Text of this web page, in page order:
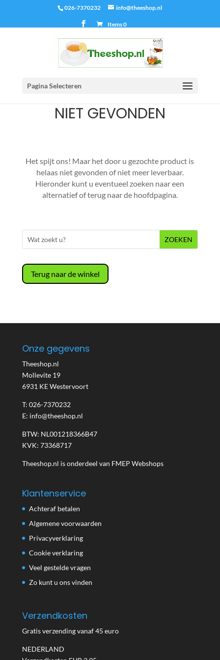
026-7370232 info@theeshop.nl
Items 0
Pagina Selecteren
NIET GEVONDEN
Het spijt ons! Maar het door u gezochte product is
helaas niet gevonden of niet meer leverbaar.
Hieronder kunt u eventueel zoeken naar een
alternatief of terug naar de hoofdpagina.
Terug naar de winkel
Onze gegevens
Theeshop.nl
Mollevite 19
6931 KE Westervoort
T: 026-7370232
E: info@theeshop.nl
BTW: NL001218366B47
KVK: 73368717
Theeshop.nl is onderdeel van FMEP Webshops
Klantenservice
Achteraf betalen
Algemene voorwaarden
Privacyverklaring
Cookie verklaring
Veel gestelde vragen
Zo kunt u ons vinden
Verzendkosten
Gratis verzending vanaf 45 euro
NEDERLAND